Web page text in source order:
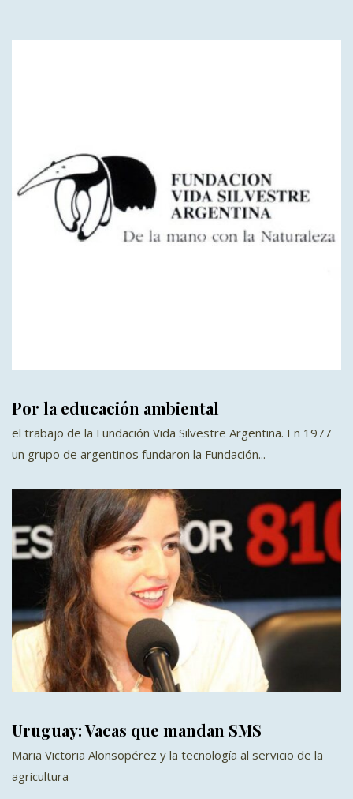
Por la educación ambiental
el trabajo de la Fundación Vida Silvestre Argentina. En 1977
un grupo de argentinos fundaron la Fundación...
Uruguay: Vacas que mandan SMS
Maria Victoria Alonsopérez y la tecnología al servicio de la
agricultura